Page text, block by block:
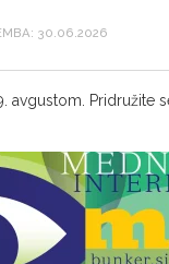
30.06.2026
Pridružite